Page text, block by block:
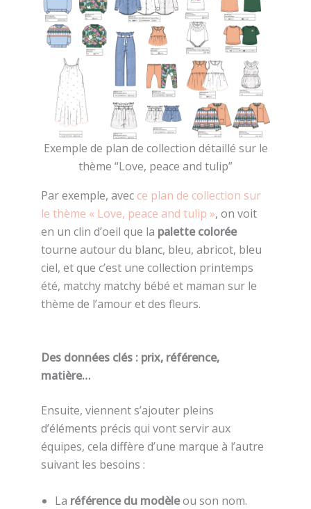
Exemple de plan de collection détaillé sur le
thème “Love, peace and tulip”
Par exemple, avec ce plan de collection sur
le thème « Love, peace and tulip », on voit
en un clin d’oeil que la palette colorée
tourne autour du blanc, bleu, abricot, bleu
ciel, et que c’est une collection printemps
été, matchy matchy bébé et maman sur le
thème de l’amour et des fleurs.
Des données clés : prix, référence,
matière…
Ensuite, viennent s’ajouter pleins
d’éléments précis qui vont servir aux
équipes, cela diffère d’une marque à l’autre
suivant les besoins :
La référence du modèleou son nom.